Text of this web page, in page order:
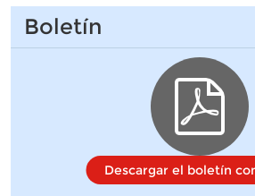
Boletín
Descargar el boletín